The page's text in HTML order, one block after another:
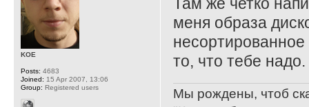
меня образа
то, что тебе надо.
Мы рождены, чтоб
KOE
Posts: 4683
Joined: 15 Apr 2007, 13:06
Group: Registered users